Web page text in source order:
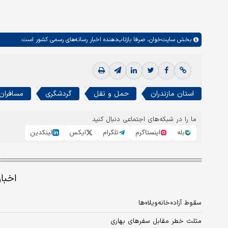
بخش سایت‌خوان، صرفا بازتاب‌دهنده اخبار رسانه‌های رسمی کشور است.
استان مازندران حمل و نقل گردشگری مسافران
ما را در شبکه‌های اجتماعی دنبال کنید
بله
اینستاگرم تلگرام ایکس لینکدین
سقوط آزاد«خانه‌ویلا»ها
مثلث خطر مقابل سفرهای بهاری